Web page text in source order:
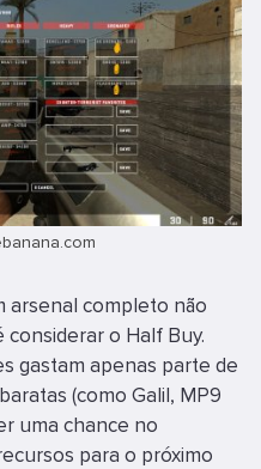
arsenal completo não
o Half Buy.
gastam apenas parte de
(como Galil, MP9
uma chance no
para o próximo